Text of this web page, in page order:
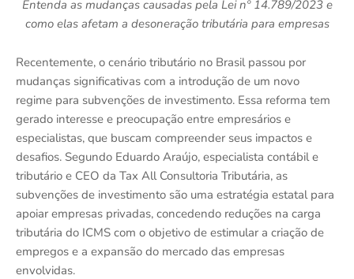
Entenda as mudanças causadas pela Lei nº 14.789/2023 e
como elas afetam a desoneração tributária para empresas
Recentemente, o cenário tributário no Brasil passou por
mudanças significativas com a introdução de um novo
regime para subvenções de investimento. Essa reforma tem
gerado interesse e preocupação entre empresários e
especialistas, que buscam compreender seus impactos e
desafios. Segundo Eduardo Araújo, especialista contábil e
tributário e CEO da Tax All Consultoria Tributária, as
subvenções de investimento são uma estratégia estatal para
apoiar empresas privadas, concedendo reduções na carga
tributária do ICMS com o objetivo de estimular a criação de
empregos e a expansão do mercado das empresas
envolvidas.